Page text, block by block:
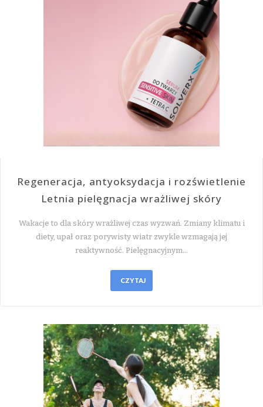
Regeneracja, antyoksydacja i rozświetlenie
Letnia pielęgnacja wrażliwej skóry
Wakacje to dla skóry wrażliwej czas wyzwań. Zmiany klimatu i
diety, upał oraz porywisty wiatr zwykle wzmagają jej
reaktywność. Pielęgnacyjnym…
CZYTAJ